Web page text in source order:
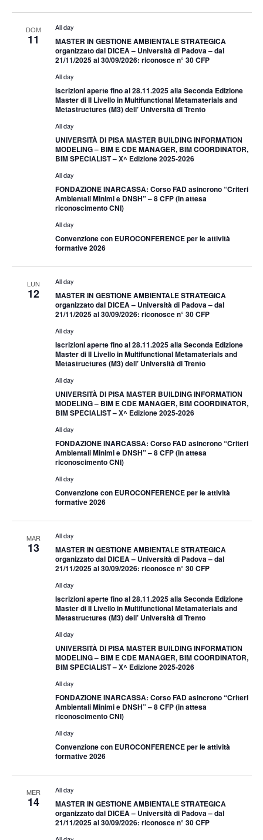
DOM
11
All day
MASTER IN GESTIONE AMBIENTALE STRATEGICA
organizzato dal DICEA – Università di Padova – dal
21/11/2025 al 30/09/2026: riconosce n° 30 CFP
All day
Iscrizioni aperte fino al 28.11.2025 alla Seconda Edizione
Master di II Livello in Multifunctional Metamaterials and
Metastructures (M3) dell’ Università di Trento
All day
UNIVERSITÀ DI PISA MASTER BUILDING INFORMATION
MODELING – BIM E CDE MANAGER, BIM COORDINATOR,
BIM SPECIALIST – X^ Edizione 2025-2026
All day
FONDAZIONE INARCASSA: Corso FAD asincrono “Criteri
Ambientali Minimi e DNSH” – 8 CFP (in attesa
riconoscimento CNI)
All day
Convenzione con EUROCONFERENCE per le attività
formative 2026
LUN
12
All day
MASTER IN GESTIONE AMBIENTALE STRATEGICA
organizzato dal DICEA – Università di Padova – dal
21/11/2025 al 30/09/2026: riconosce n° 30 CFP
All day
Iscrizioni aperte fino al 28.11.2025 alla Seconda Edizione
Master di II Livello in Multifunctional Metamaterials and
Metastructures (M3) dell’ Università di Trento
All day
UNIVERSITÀ DI PISA MASTER BUILDING INFORMATION
MODELING – BIM E CDE MANAGER, BIM COORDINATOR,
BIM SPECIALIST – X^ Edizione 2025-2026
All day
FONDAZIONE INARCASSA: Corso FAD asincrono “Criteri
Ambientali Minimi e DNSH” – 8 CFP (in attesa
riconoscimento CNI)
All day
Convenzione con EUROCONFERENCE per le attività
formative 2026
MAR
13
All day
MASTER IN GESTIONE AMBIENTALE STRATEGICA
organizzato dal DICEA – Università di Padova – dal
21/11/2025 al 30/09/2026: riconosce n° 30 CFP
All day
Iscrizioni aperte fino al 28.11.2025 alla Seconda Edizione
Master di II Livello in Multifunctional Metamaterials and
Metastructures (M3) dell’ Università di Trento
All day
UNIVERSITÀ DI PISA MASTER BUILDING INFORMATION
MODELING – BIM E CDE MANAGER, BIM COORDINATOR,
BIM SPECIALIST – X^ Edizione 2025-2026
All day
FONDAZIONE INARCASSA: Corso FAD asincrono “Criteri
Ambientali Minimi e DNSH” – 8 CFP (in attesa
riconoscimento CNI)
All day
Convenzione con EUROCONFERENCE per le attività
formative 2026
MER
14
All day
MASTER IN GESTIONE AMBIENTALE STRATEGICA
organizzato dal DICEA – Università di Padova – dal
21/11/2025 al 30/09/2026: riconosce n° 30 CFP